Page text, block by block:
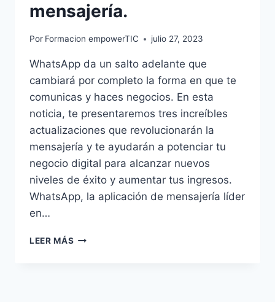
mensajería.
Por Formacion empowerTIC julio 27, 2023
WhatsApp da un salto adelante que
cambiará por completo la forma en que te
comunicas y haces negocios. En esta
noticia, te presentaremos tres increíbles
actualizaciones que revolucionarán la
mensajería y te ayudarán a potenciar tu
negocio digital para alcanzar nuevos
niveles de éxito y aumentar tus ingresos.
WhatsApp, la aplicación de mensajería líder
en…
LEER MÁS